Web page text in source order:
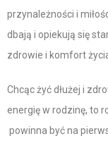
przynależności i
dbają i opiekują się
zdrowie i komfort
Chcąc żyć dłużej i
energię w rodzinę, to
powinna być na